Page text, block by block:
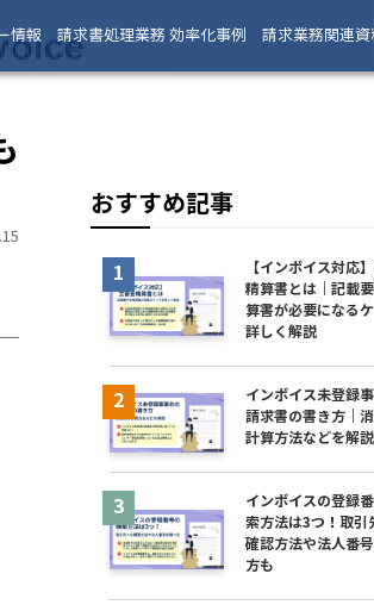
情報 請求書処理業務 効率化事例 請求業務関連資
おすすめ記事
【インボイス対応
精算書とは｜記載
算書が必要になる
詳しく解説
インボイス未登録
請求書の書き方｜
計算方法などを解説
インボイスの登録
索方法は3つ！取引
確認方法や法人番
方も